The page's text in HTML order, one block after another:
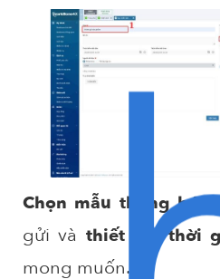
Chọn mẫu thông báo
gửi và thiết lập thời
mong muốn.